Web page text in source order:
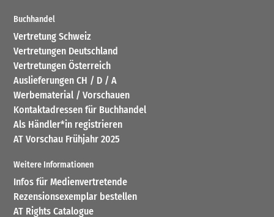
Buchhandel
Vertretung Schweiz
Vertretungen Deutschland
Vertretungen Österreich
Auslieferungen CH / D / A
Werbematerial / Vorschauen
Kontaktadressen für Buchhandel
Als Händler*in registrieren
AT Vorschau Frühjahr 2025
Weitere Informationen
Infos für Medienvertretende
Rezensionsexemplar bestellen
AT Rights Catalogue